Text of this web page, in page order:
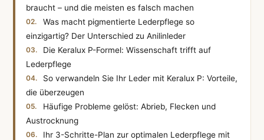
braucht – und die meisten es falsch machen
Was macht pigmentierte Lederpflege so
einzigartig? Der Unterschied zu Anilinleder
Die Keralux P-Formel: Wissenschaft trifft auf
Lederpflege
So verwandeln Sie Ihr Leder mit Keralux P: Vorteile,
die überzeugen
Häufige Probleme gelöst: Abrieb, Flecken und
Austrocknung
Ihr 3-Schritte-Plan zur optimalen Lederpflege mit